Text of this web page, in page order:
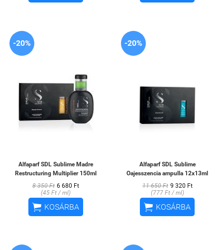
-20%
Alfaparf SDL Sublime Madre
Restructuring Multiplier 150ml
8 350 Ft 6 680 Ft
(45 Ft / ml)
 KOSÁRBA
-20%
Alfaparf SDL Sublime
Oajesszencia ampulla 12x13ml
11 650 Ft 9 320 Ft
(777 Ft / ml)
 KOSÁRBA